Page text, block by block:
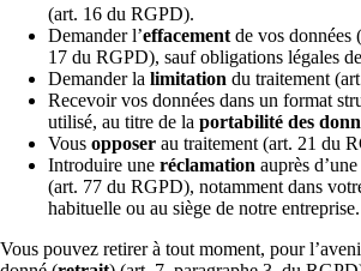
(art. 16 du RGPD).
Demander l’effacement de vos données
17 du RGPD), sauf obligations légales
Demander la limitation du traitement
Recevoir vos données dans un format
utilisé, au titre de la portabilité des
Vous opposer au traitement (art. 21 du
Introduire une réclamation auprès
(art. 77 du RGPD), notamment dans
habituelle ou au siège de notre entreprise.
Vous pouvez retirer à tout moment, pour